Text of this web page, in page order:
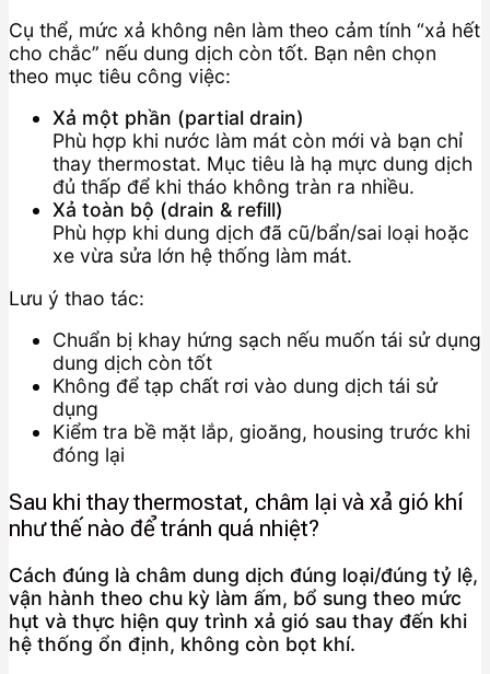
Cụ thể, mức xả không nên làm theo cảm tính “xả hết
cho chắc” nếu dung dịch còn tốt. Bạn nên chọn
theo mục tiêu công việc:
Xả một phần (partial drain)
Phù hợp khi nước làm mát còn mới và bạn chỉ
thay thermostat. Mục tiêu là hạ mực dung dịch
đủ thấp để khi tháo không tràn ra nhiều.
Xả toàn bộ (drain & refill)
Phù hợp khi dung dịch đã cũ/bẩn/sai loại hoặc
xe vừa sửa lớn hệ thống làm mát.
Lưu ý thao tác:
Chuẩn bị khay hứng sạch nếu muốn tái sử dụng
dung dịch còn tốt
Không để tạp chất rơi vào dung dịch tái sử
dụng
Kiểm tra bề mặt lắp, gioăng, housing trước khi
đóng lại
Sau khi thay thermostat, châm lại và xả gió khí
như thế nào để tránh quá nhiệt?
Cách đúng là châm dung dịch đúng loại/đúng tỷ lệ,
vận hành theo chu kỳ làm ấm, bổ sung theo mức
hụt và thực hiện quy trình xả gió sau thay đến khi
hệ thống ổn định, không còn bọt khí.